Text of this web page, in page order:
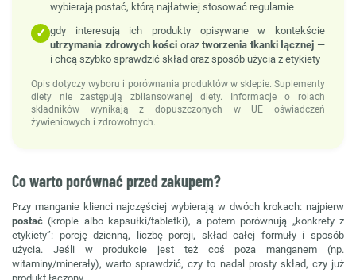
wybierają postać, którą najłatwiej stosować regularnie
✓ gdy interesują ich produkty opisywane w kontekście
utrzymania zdrowych kości oraztworzenia tkanki łącznej —
i chcą szybko sprawdzić skład oraz sposób użycia z etykiety
Opis dotyczy wyboru i porównania produktów w sklepie. Suplementy
diety nie zastępują zbilansowanej diety. Informacje o rolach
składników wynikają z dopuszczonych w UE oświadczeń
żywieniowych i zdrowotnych.
Co warto porównać przed zakupem?
Przy manganie klienci najczęściej wybierają w dwóch krokach: najpierw
postać (krople albo kapsułki/tabletki), a potem porównują „konkrety z
etykiety”: porcję dzienną, liczbę porcji, skład całej formuły i sposób
użycia. Jeśli w produkcie jest też coś poza manganem (np.
witaminy/minerały), warto sprawdzić, czy to nadal prosty skład, czy już